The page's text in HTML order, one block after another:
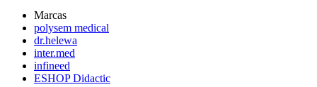
Marcas
polysem medical
dr.helewa
inter.med
infineed
ESHOP Didactic